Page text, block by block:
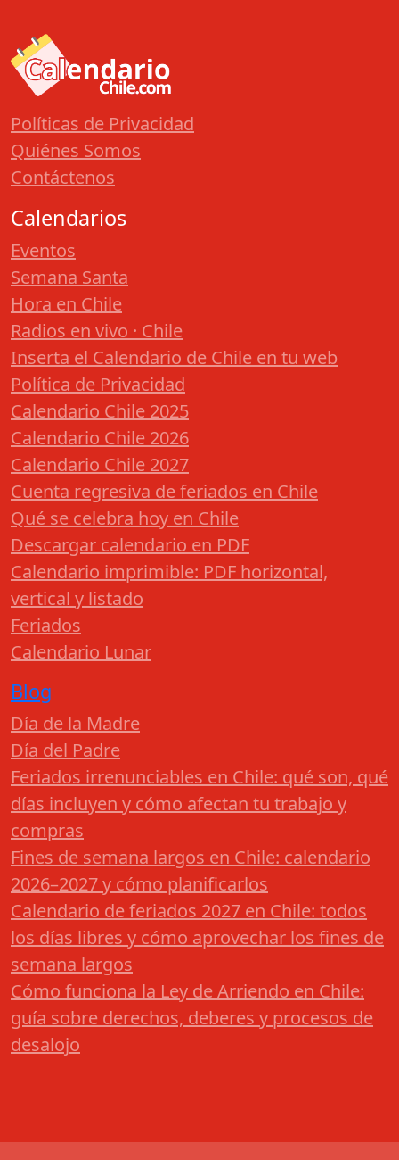
Políticas de Privacidad
Quiénes Somos
Contáctenos
Calendarios
Eventos
Semana Santa
Hora en Chile
Radios en vivo · Chile
Inserta el Calendario de Chile en tu web
Política de Privacidad
Calendario Chile 2025
Calendario Chile 2026
Calendario Chile 2027
Cuenta regresiva de feriados en Chile
Qué se celebra hoy en Chile
Descargar calendario en PDF
Calendario imprimible: PDF horizontal,
vertical y listado
Feriados
Calendario Lunar
Blog
Día de la Madre
Día del Padre
Feriados irrenunciables en Chile: qué son, qué
días incluyen y cómo afectan tu trabajo y
compras
Fines de semana largos en Chile: calendario
2026–2027 y cómo planificarlos
Calendario de feriados 2027 en Chile: todos
los días libres y cómo aprovechar los fines de
semana largos
Cómo funciona la Ley de Arriendo en Chile:
guía sobre derechos, deberes y procesos de
desalojo